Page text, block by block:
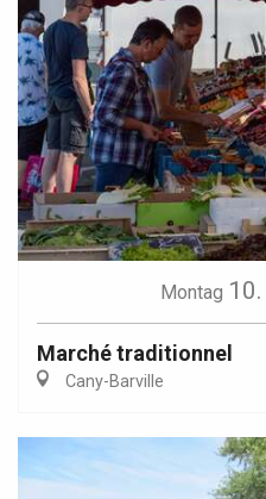
Montag 10.
Marché traditionnel
Cany-Barville